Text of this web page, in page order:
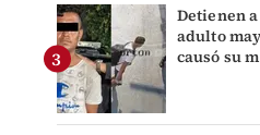
Detienen
adulto
causó su